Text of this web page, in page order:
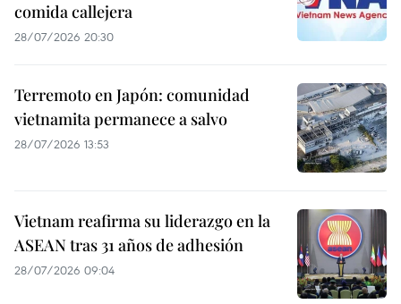
comida callejera
28/07/2026 20:30
Terremoto en Japón: comunidad
vietnamita permanece a salvo
28/07/2026 13:53
Vietnam reafirma su liderazgo en la
ASEAN tras 31 años de adhesión
28/07/2026 09:04